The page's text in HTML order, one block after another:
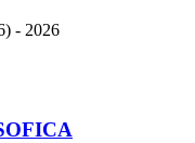
- 2026